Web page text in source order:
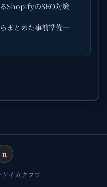
ShopifyのSEO対策
まとめた事前準備一
n
イカクプロ